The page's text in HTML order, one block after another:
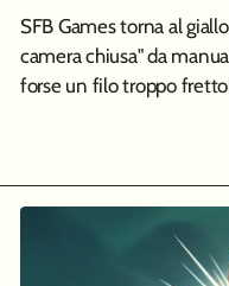
SFB Games torna al
camera chiusa" da
forse un filo troppo